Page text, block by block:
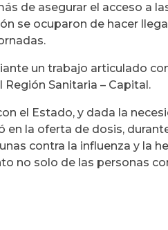
de asegurar el acceso a
se ocuparon de hacer
un trabajo articulado
Región Sanitaria – Capital.
el Estado, y dada la
en la oferta de dosis,
contra la influenza y la
no solo de las personas